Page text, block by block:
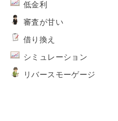
低金利
審査が甘い
借り換え
シミュレーション
リバースモーゲージ